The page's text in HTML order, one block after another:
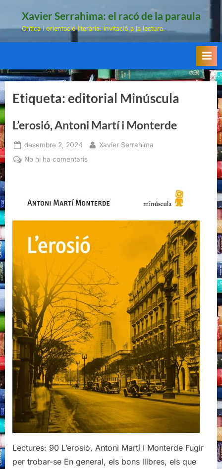
Xavier Serrahima: el racó de la paraula
Crítica i orientació literària: invitació a la lectura.
Etiqueta:editorial Minúscula
L’erosió, Antoni Martí i Monterde
Posted
on
desembre 2, 2024 By
Xavier Serrahima
No hi ha comentarisa
i
Lectures: 90 L’erosió, Antoni Martí i Monterde Fugir
per trobar-se En general, els bons llibres, els que